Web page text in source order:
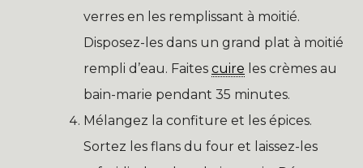
verres en les remplissant à moitié.
Disposez-les dans un grand plat à moitié
rempli d’eau. Faites cuire les crèmes au
bain-marie pendant 35 minutes.
Mélangez la confiture et les épices.
Sortez les flans du four et laissez-les